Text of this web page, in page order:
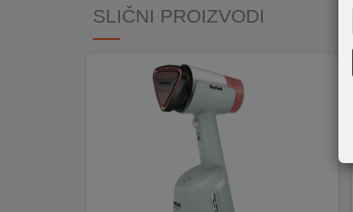
SLIČNI PROIZVODI